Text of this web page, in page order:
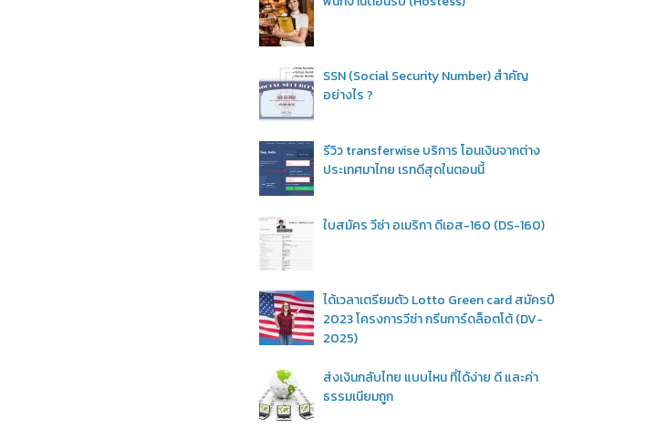
SSN (Social Security Number) สำคัญ
อย่างไร ?
รีวิว transferwise บริการ โอนเงินจากต่าง
ประเทศมาไทย เรทดีสุดในตอนนี้
ใบสมัคร วีซ่า อเมริกา ดีเอส-160 (DS-160)
ได้เวลาเตรียมตัว Lotto Green card สมัครปี
2023 โครงการวีซ่า กรีนการ์ดล็อตโต้ (DV-
2025)
ส่งเงินกลับไทย แบบไหน ที่ได้ง่าย ดี และค่า
ธรรมเนียมถูก